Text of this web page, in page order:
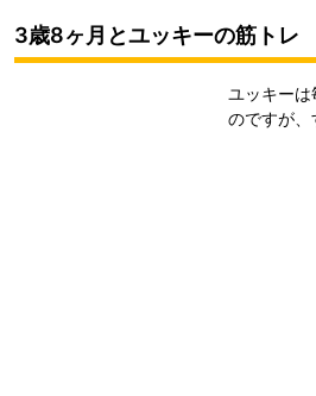
3歳8ヶ月とユッキーの筋トレ
ユッキー
のですが